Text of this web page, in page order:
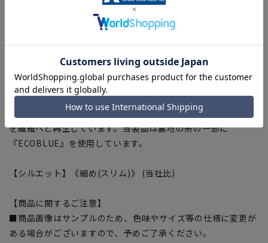
繊維製品の国際的な安全基準であるエコテックス(R)に認証さ
れた生地から付属まですべてが厳しい基準をクリアした素材を
この商品はリサイクル原料を使用し、プラスチック・スマート
に賛同しています。
■ECOBLUE(100%リサイクルポリエステル)
『ECOBLUE』はマテリアルリサイクルにより、ペットボトル
を繊維へと再生しています。当製品は裏地の糸の一部に
『ECOBLUE』を使用しています。
【シルエット】《細め(スリム)》 (当社比)
【商品に関するご注意】
■商品画像はサンプルのため、色味やサイズ等の仕様に変更が
ある場合がございますので、予めご了承ください。